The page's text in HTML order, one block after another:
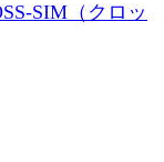
SIM（クロッ